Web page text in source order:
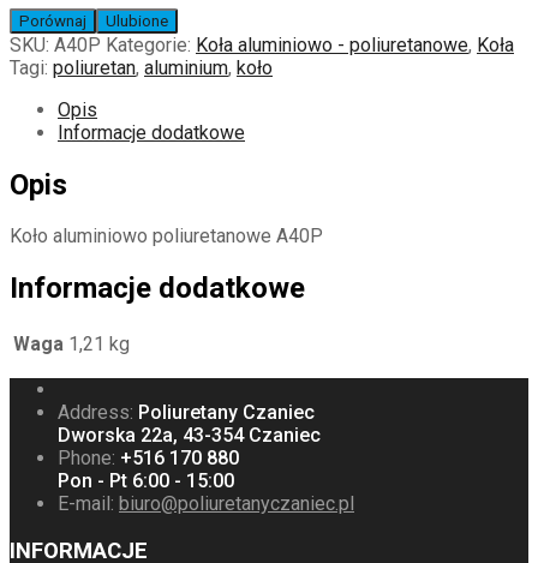
Porównaj Ulubione
SKU: A40P Kategorie: Koła aluminiowo - poliuretanowe, Koła
Tagi: poliuretan, aluminium, koło
Opis
Informacje dodatkowe
Opis
Koło aluminiowo poliuretanowe A40P
Informacje dodatkowe
Waga 1,21 kg
Address: Poliuretany Czaniec
Dworska 22a, 43-354 Czaniec
Phone: +516 170 880
Pon - Pt 6:00 - 15:00
E-mail: biuro@poliuretanyczaniec.pl
INFORMACJE